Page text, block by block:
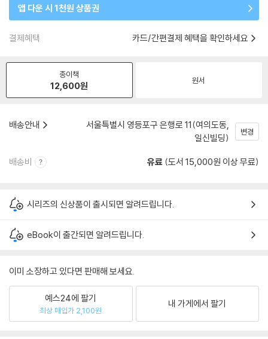
앱 다운 시 1천원 상품권
결제혜택 카드/간편결제 혜택을 확인하세요
종이책
12,600원 원서
배송안내
서울특별시 영등포구 은행로 11(여의도동,
일신빌딩)
변경
배송비 유료 (도서 15,000원 이상 무료)
시리즈의 신상품이 출시되면 알려드립니다.
eBook이 출간되면 알려드립니다.
이미 소장하고 있다면 판매해 보세요.
예스24에 팔기
최상 매입가 2,100원
내 가게에서 팔기